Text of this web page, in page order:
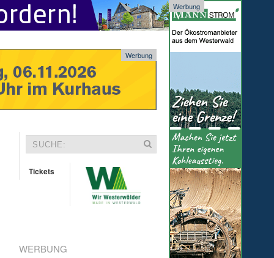
Werbung
Werbung
Tickets
WERBUNG